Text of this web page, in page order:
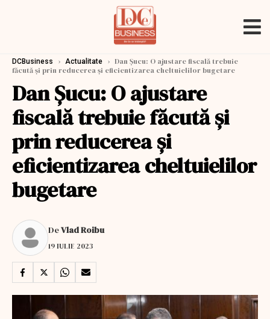
DCBusiness › Actualitate › Dan Şucu: O ajustare fiscală trebuie
făcută şi prin reducerea şi eficientizarea cheltuielilor bugetare
Dan Şucu: O ajustare
fiscală trebuie făcută şi
prin reducerea şi
eficientizarea cheltuielilor
bugetare
DeVlad Roibu
19 IULIE 2023